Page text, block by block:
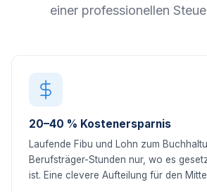
einer professionellen
20–40 % Kostenersparnis
Laufende Fibu und Lohn zum
Berufsträger-Stunden nur, wo es
ist. Eine clevere Aufteilung für den